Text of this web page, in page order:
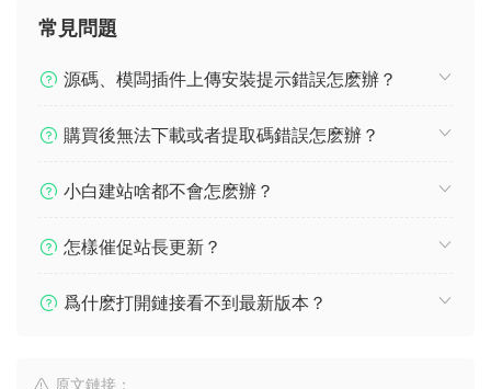
常見問題
源碼、模闆插件上傳安裝提示錯誤怎麽辦？
購買後無法下載或者提取碼錯誤怎麽辦？
小白建站啥都不會怎麽辦？
怎樣催促站長更新？
爲什麽打開鏈接看不到最新版本？
原文鏈接：